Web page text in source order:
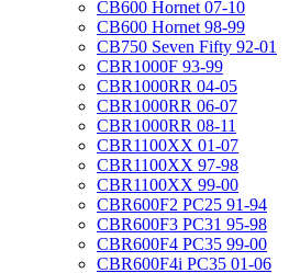
CB600 Hornet 07-10
CB600 Hornet 98-99
CB750 Seven Fifty 92-01
CBR1000F 93-99
CBR1000RR 04-05
CBR1000RR 06-07
CBR1000RR 08-11
CBR1100XX 01-07
CBR1100XX 97-98
CBR1100XX 99-00
CBR600F2 PC25 91-94
CBR600F3 PC31 95-98
CBR600F4 PC35 99-00
CBR600F4i PC35 01-06